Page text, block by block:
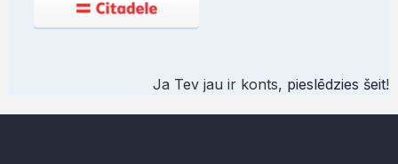
Ja Tev jau ir konts, pieslēdzies šeit!